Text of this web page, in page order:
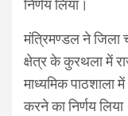
निर्णय लिया।
मंत्रिमण्डल ने जिला
क्षेत्र के कुरथला में
माध्यमिक
करने का निर्णय